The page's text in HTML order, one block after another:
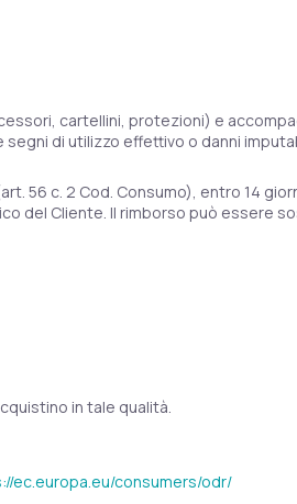
cartellini, protezioni) e
di utilizzo effettivo o danni
56 c. 2 Cod. Consumo), entro 14
del Cliente. Il rimborso può essere
in tale qualità.
ec.europa.eu/consumers/odr/